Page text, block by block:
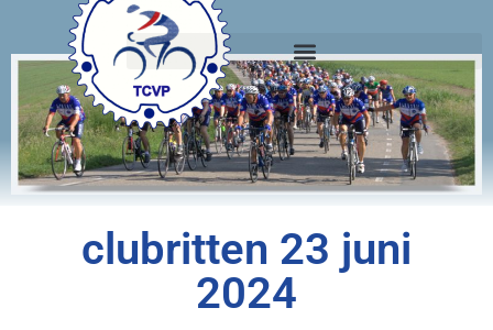
clubritten 23 juni
2024